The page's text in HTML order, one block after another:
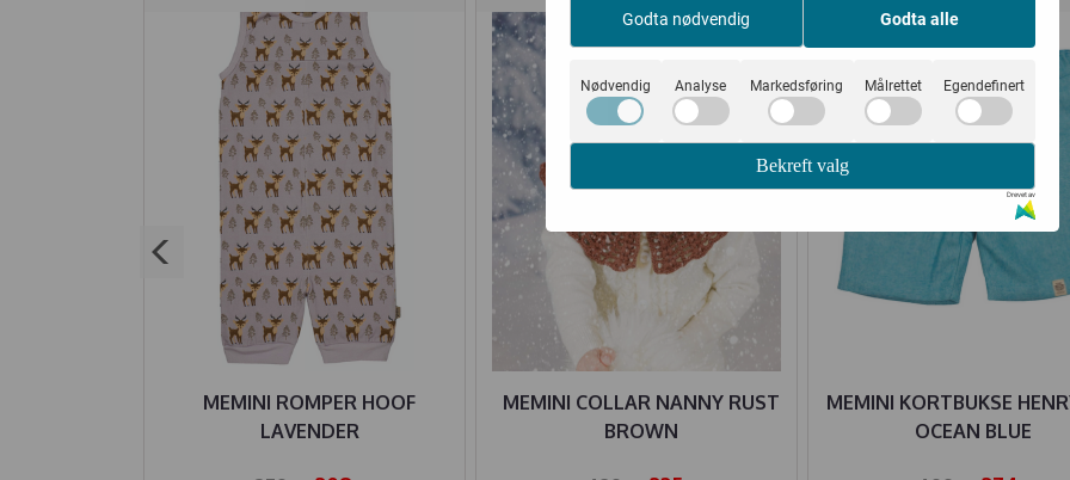
MEMINI ROMPER HOOF
LAVENDER
MEMINI COLLAR NANNY RUST
BROWN
MEMINI KORTBUKSE
OCEAN BLUE
Godta nødvendig Godta alle
Nødvendig Analyse Markedsføring Målrettet Egendefinert
Bekreft valg
Drevet av